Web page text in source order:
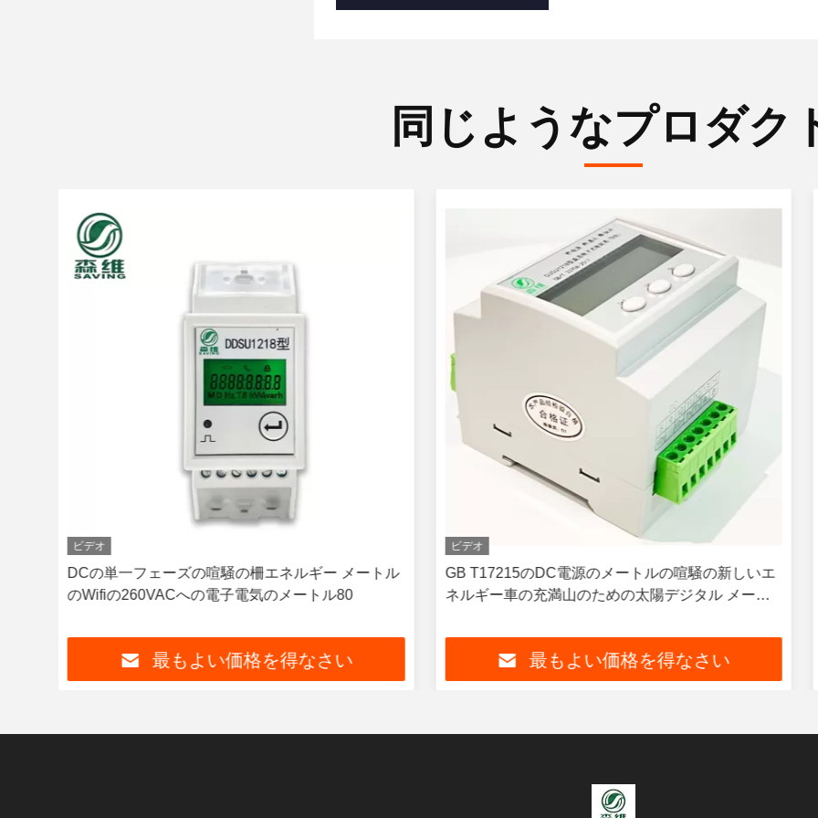
同じようなプロダク
ビデオ
DCの単一フェーズの喧騒の柵エネルギー メートル
のWifiの260VACへの電子電気のメートル80
最もよい価格を得なさい
ビデオ
GB T17215のDC電源のメートルの喧騒の新しいエ
ネルギー車の充満山のための太陽デジタル メート
最もよい価格を得なさい